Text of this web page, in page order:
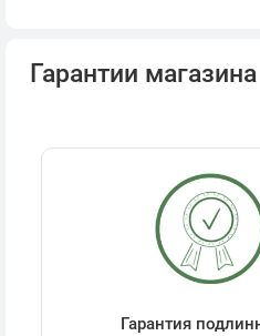
Гарантии магазина
Гарантия